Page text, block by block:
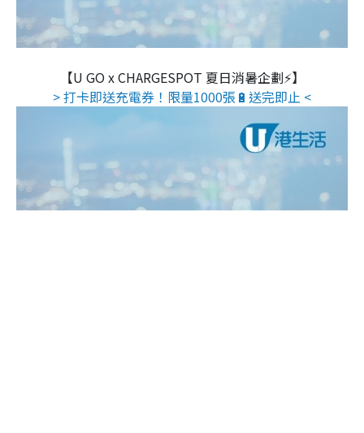
【U GO x CHARGESPOT 夏日消暑企劃⚡】
> 打卡即送充電券！限量1000張🔋送完即止 <